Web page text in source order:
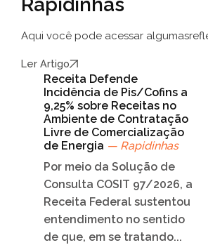
Rapidinhas
Aqui você pode acessar algumas
Ler Artigo
Receita Defende
Incidência de Pis/Cofins a
9,25% sobre Receitas no
Ambiente de Contratação
Livre de Comercialização
de Energia — Rapidinhas
Por meio da Solução de
Consulta COSIT 97/2026, a
Receita Federal sustentou
entendimento no sentido
de que, em se tratando...